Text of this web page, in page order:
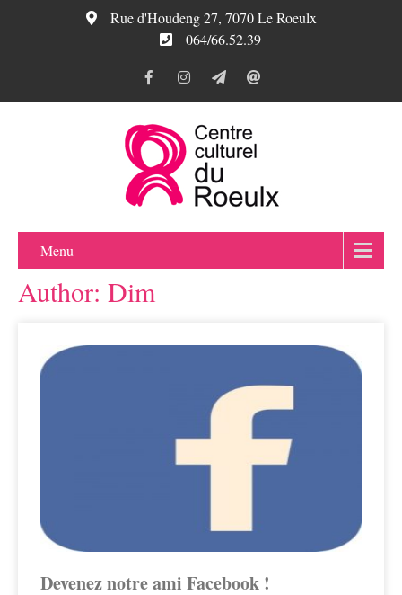
Rue d'Houdeng 27, 7070 Le Roeulx
064/66.52.39
Menu
Author: Dim
Devenez notre ami Facebook !